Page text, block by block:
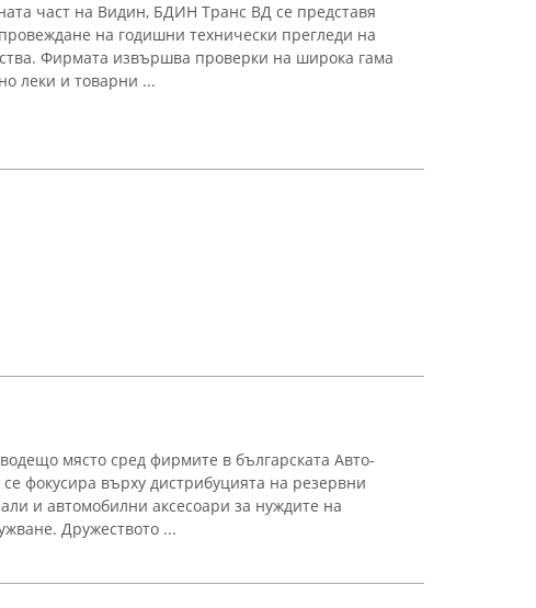
част на Видин, БДИН Транс ВД се представя
на годишни технически прегледи на
Фирмата извършва проверки на широка гама
леки и товарни ...
място сред фирмите в българската Авто-
фокусира върху дистрибуцията на резервни
и автомобилни аксесоари за нуждите на
Дружеството ...